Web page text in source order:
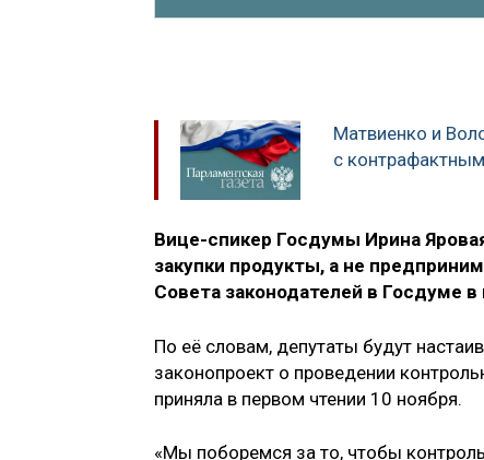
Матвиенко и
с
Вице-спикер Госдумы Ирина
закупки продукты, а не
Совета законодателей в Госдуме
По её словам, депутаты будут
законопроект о проведении
приняла в первом чтении 10 ноября.
«Мы поборемся за то, чтобы